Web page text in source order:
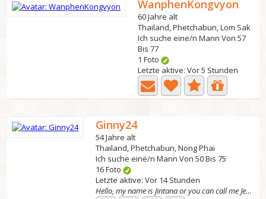
WanphenKongvyon
60 Jahre alt
Thailand, Phetchabun, Lom Sak
Ich suche eine/n Mann Von 57
Bis 77
1 Foto
Letzte aktive: Vor 5 Stunden
Ginny24
54 Jahre alt
Thailand, Phetchabun, Nong Phai
Ich suche eine/n Mann Von 50 Bis 75
16 Foto
Letzte aktive: Vor 14 Stunden
Hello, my name is Jintana or you can call me Jenny... I...